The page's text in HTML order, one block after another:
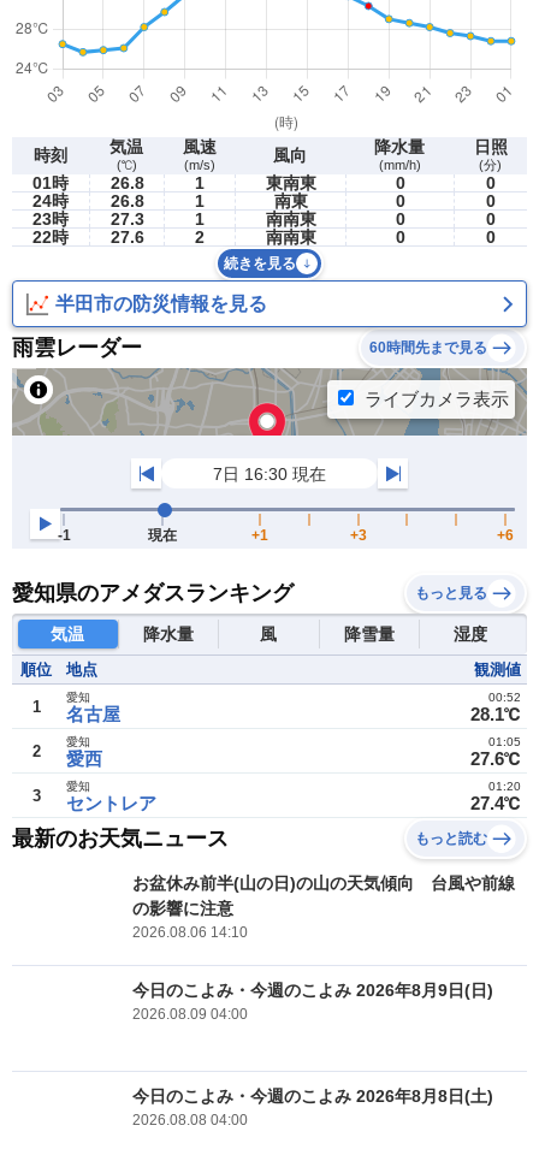
時刻 気温
(℃)
風速
(m/s) 風向 降水量
(mm/h)
日照
(分)
01時 26.8 1 東南東 0
0
24時
26.8 1 南東 0
0
23時
27.3 1 南南東 0
0
22時
27.6 2 南南東 0 0
続きを見る
半田市の防災情報を見る
雨雲レーダー 60時間先まで見る
愛知県のアメダスランキング もっと見る
気温 降水量 風 降雪量 湿度
順位 地点 観測値
1 名古屋
愛知
28.1℃
00:52
2 愛西
愛知
27.6℃
01:05
3 セントレア
愛知
27.4℃
01:20
最新のお天気ニュース もっと読む
お盆休み前半(山の日)の山の天気傾向 台風や前線
の影響に注意
2026.08.06 14:10
今日のこよみ・今週のこよみ 2026年8月9日(日)
2026.08.09 04:00
今日のこよみ・今週のこよみ 2026年8月8日(土)
2026.08.08 04:00